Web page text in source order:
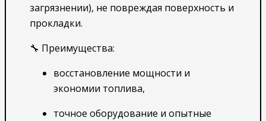
загрязнении), не повреждая поверхность и
прокладки.
🔧 Преимущества:
восстановление мощности и
экономии топлива,
точное оборудование и опытные